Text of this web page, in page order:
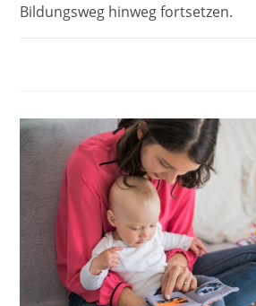
Bildungsweg hinweg fortsetzen.